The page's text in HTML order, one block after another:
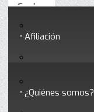
Socios
Afiliación
Testimonios
Somedicyt
¿Quiénes somos?